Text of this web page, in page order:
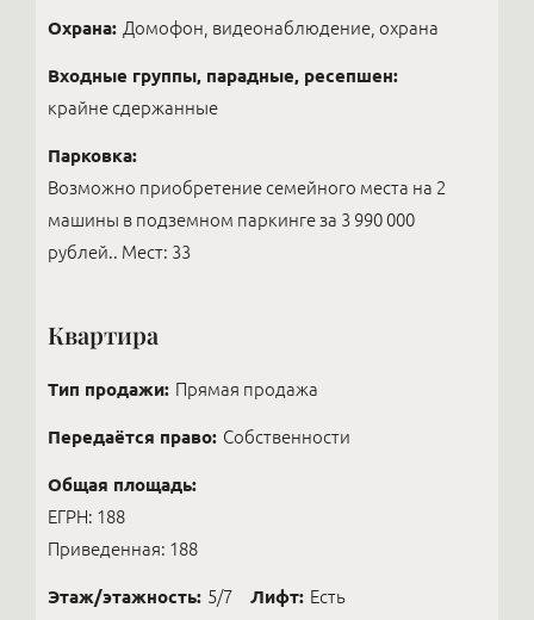
Охрана: Домофон, видеонаблюдение, охрана
Входные группы, парадные, ресепшен:
крайне сдержанные
Парковка:
Возможно приобретение семейного места на 2
машины в подземном паркинге за 3 990 000
рублей.. Мест: 33
Квартира
Тип продажи: Прямая продажа
Передаётся право: Собственности
Общая площадь:
ЕГРН: 188
Приведенная: 188
Этаж/этажность: 5/7 Лифт: Есть